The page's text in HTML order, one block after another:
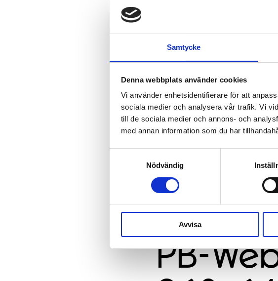
Samtycke
Denna webbplats använder cookies
Vi använder enhetsidentifierare för att
sociala medier och analysera vår trafik. Vi
till de sociala medier och annons- och
med annan information som du har
Nödvändig
Avvisa
PB-